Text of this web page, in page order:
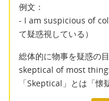
例文：
- I am suspicious of
て疑惑視している）
総体的に物事を疑惑の
skeptical of most
「Skeptical」とは「懐